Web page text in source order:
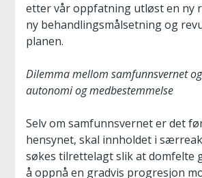
etter vår oppfatning utløst en ny
ny behandlingsmålsetning og
planen.
Dilemma mellom samfunnsvernet
autonomi og medbestemmelse
Selv om samfunnsvernet er det
hensynet, skal innholdet i
søkes tilrettelagt slik at domfelte
å oppnå en gradvis progresjon